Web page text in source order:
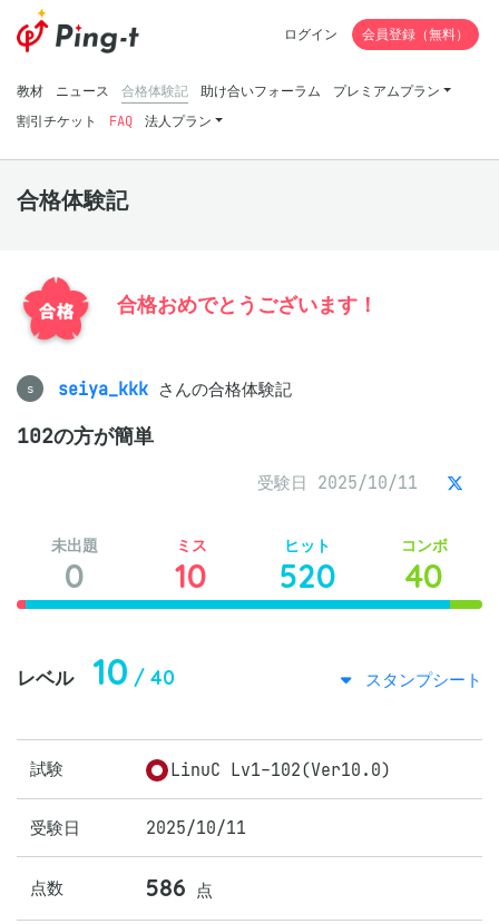
教材 ニュース 合格体験記 助け合いフォーラム
プレミアムプラン
割引チケット
FAQ 法人プラン
ログイン 会員登録（無料）
合格体験記
合格おめでとうございます！
s seiya_kkk さんの合格体験記
102の方が簡単
受験日 2025/10/11
未出題
0
ミス
10
ヒット
520
コンボ
40
レベル 10 / 40 スタンプシート
試験 LinuC Lv1-102(Ver10.0)
受験日 2025/10/11
点数 586 点